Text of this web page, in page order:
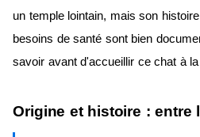
un temple lointain, mais son
besoins de santé sont bien
savoir avant d'accueillir ce chat à
Origine et histoire : entre